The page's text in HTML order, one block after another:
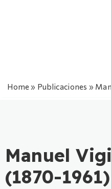
Home » Publicaciones »
Manuel
(1870-1961)